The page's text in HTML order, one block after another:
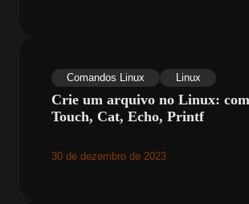
Comandos Linux Linux
Crie um arquivo no Linux:
Touch, Cat, Echo, Printf
30 de dezembro de 2023